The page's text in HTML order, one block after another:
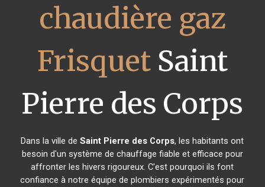
chaudière gaz
FrisquetSaint
Pierre des Corps
Dans la ville deSaint Pierre des Corps, les habitants ont
besoin d'un système de chauffage fiable et efficace pour
affronter les hivers rigoureux. C'est pourquoi ils font
confiance à notre équipe de plombiers expérimentés pour